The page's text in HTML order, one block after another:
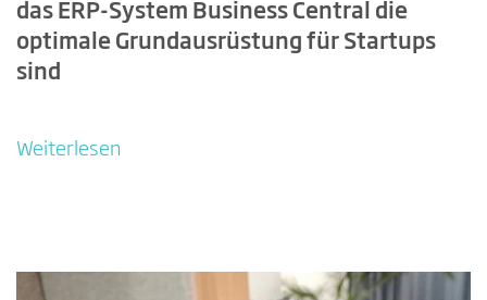
das ERP-System Business Central die
optimale Grundausrüstung für Startups
sind
Weiterlesen